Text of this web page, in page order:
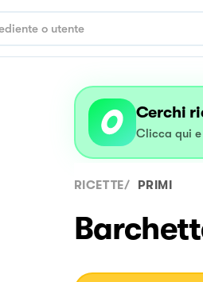
Cerchi
Clicca qui e
RICETTE/ PRIMI